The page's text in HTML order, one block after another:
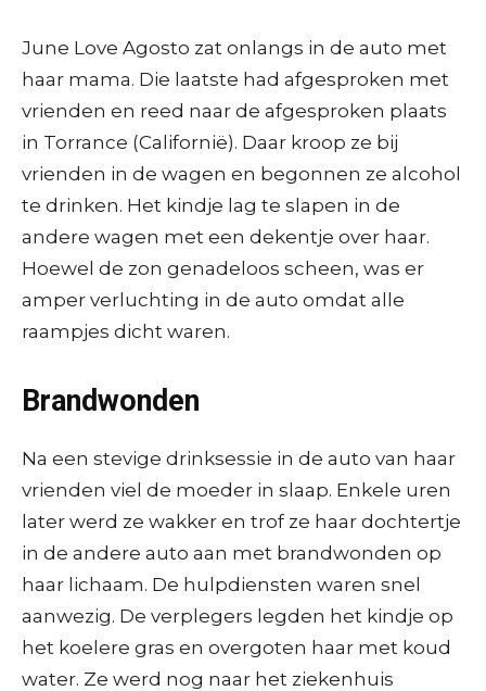
June Love Agosto zat onlangs in de auto met
haar mama. Die laatste had afgesproken met
vrienden en reed naar de afgesproken plaats
in Torrance (Californië). Daar kroop ze bij
vrienden in de wagen en begonnen ze alcohol
te drinken. Het kindje lag te slapen in de
andere wagen met een dekentje over haar.
Hoewel de zon genadeloos scheen, was er
amper verluchting in de auto omdat alle
raampjes dicht waren.
Brandwonden
Na een stevige drinksessie in de auto van haar
vrienden viel de moeder in slaap. Enkele uren
later werd ze wakker en trof ze haar dochtertje
in de andere auto aan met brandwonden op
haar lichaam. De hulpdiensten waren snel
aanwezig. De verplegers legden het kindje op
het koelere gras en overgoten haar met koud
water. Ze werd nog naar het ziekenhuis